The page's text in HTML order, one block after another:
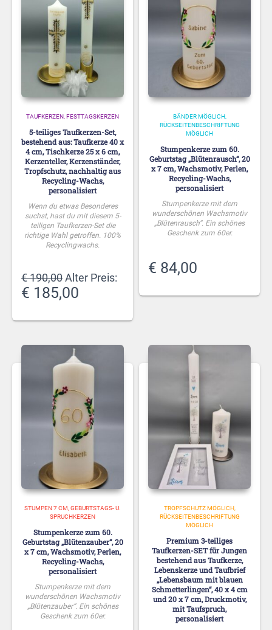
TAUFKERZEN FESTTAGSKERZEN
5-teiliges Taufkerzen-Set,
bestehend aus: Taufkerze 40 x
4 cm, Tischkerze 25 x 6 cm,
Kerzenteller, Kerzenständer,
Tropfschutz, nachhaltig aus
Recycling-Wachs,
personalisiert
Wenn du etwas Besonderes
suchst, hast du mit diesem 5-
teiligen Taufkerzen-Set die
richtige Wahl getroffen. 100%
Recyclingwachs.
€190,00Ursprünglicher
Preis
Alter Preis:
€ 185,00
BÄNDER MÖGLICH
RÜCKSEITENBESCHRIFTUNG
MÖGLICH
Stumpenkerze zum 60.
Geburtstag „Blütenrausch“, 20
x 7 cm, Wachsmotiv, Perlen,
Recycling-Wachs,
personalisiert
Stumpenkerze mit dem
wunderschönen Wachsmotiv
„Blütenrausch“. Ein schönes
Geschenk zum 60er.
€ 84,00
STUMPEN 7 CM GEBURTSTAGS- U.
SPRUCHKERZEN
Stumpenkerze zum 60.
Geburtstag „Blütenzauber“, 20
x 7 cm, Wachsmotiv, Perlen,
Recycling-Wachs,
personalisiert
Stumpenkerze mit dem
wunderschönen Wachsmotiv
„Blütenzauber“. Ein schönes
Geschenk zum 60er.
TROPFSCHUTZ MÖGLICH
RÜCKSEITENBESCHRIFTUNG
MÖGLICH
Premium 3-teiliges
Taufkerzen-SET für Jungen
bestehend aus Taufkerze,
Lebenskerze und Taufbrief
„Lebensbaum mit blauen
Schmetterlingen“, 40 x 4 cm
und 20 x 7 cm, Druckmotiv,
mit Taufspruch,
personalisiert